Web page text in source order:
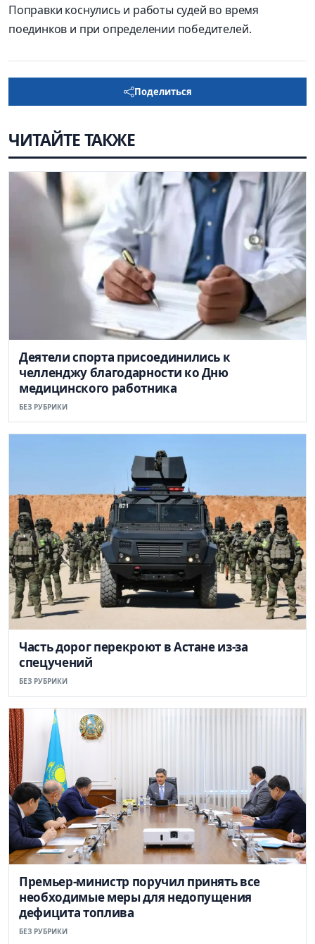
Поправки коснулись и работы судей во время
поединков и при определении победителей.
Поделиться
ЧИТАЙТЕ ТАКЖЕ
Деятели спорта присоединились к
челленджу благодарности ко Дню
медицинского работника
БЕЗ РУБРИКИ
Часть дорог перекроют в Астане из-за
спецучений
БЕЗ РУБРИКИ
Премьер-министр поручил принять все
необходимые меры для недопущения
дефицита топлива
БЕЗ РУБРИКИ